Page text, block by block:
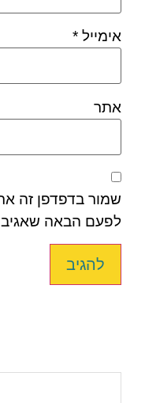
אימייל *
אתר
שמור בדפדפן זה
לפעם הבאה